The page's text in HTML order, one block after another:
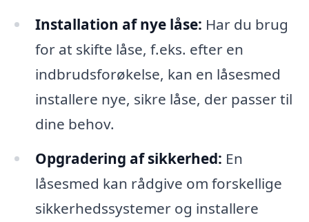
Installation af nye låse: Har du brug
for at skifte låse, f.eks. efter en
indbrudsforøkelse, kan en låsesmed
installere nye, sikre låse, der passer til
dine behov.
Opgradering af sikkerhed: En
låsesmed kan rådgive om forskellige
sikkerhedssystemer og installere